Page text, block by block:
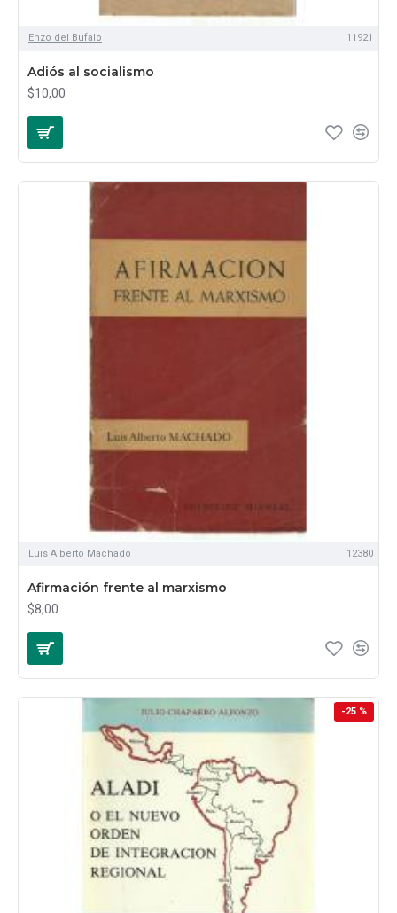
Enzo del Bufalo 11921
Adiós al socialismo
$10,00
Luis Alberto Machado 12380
Afirmación frente al marxismo
$8,00
-25 %